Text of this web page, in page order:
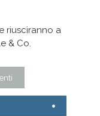
riusciranno a
& Co.